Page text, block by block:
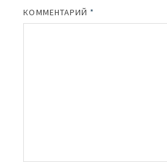
КОММЕНТАРИЙ *